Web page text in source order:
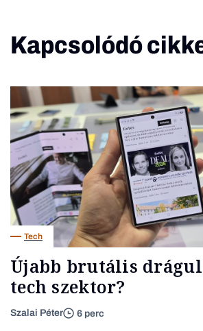
Kapcsolódó
Tech
Újabb brutális
tech szektor?
Szalai Péter 6 perc